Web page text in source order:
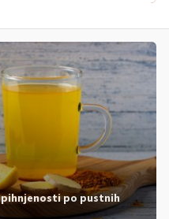
po pustnih